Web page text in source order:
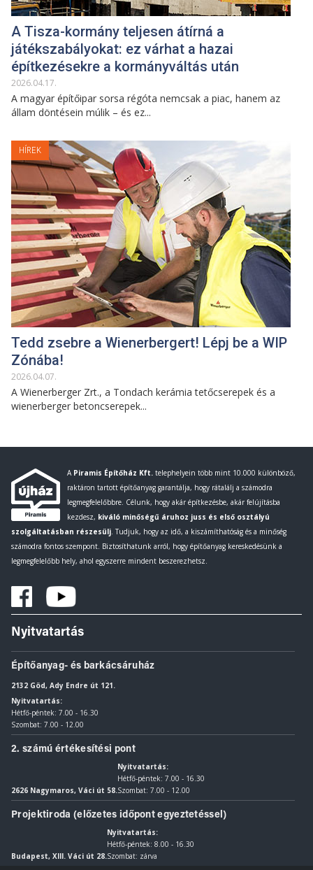
A Tisza-kormány teljesen átírná a
játékszabályokat: ez várhat a hazai
építkezésekre a kormányváltás után
2026.04.17.
A magyar építőipar sorsa régóta nemcsak a piac, hanem az
állam döntésein múlik – és ez...
HÍREK
Tedd zsebre a Wienerbergert! Lépj be a WIP
Zónába!
2026.04.07.
A Wienerberger Zrt., a Tondach kerámia tetőcserepek és a
wienerberger betoncserepek...
A Piramis Építőház Kft. telephelyein több mint 10.000 különböző,
raktáron tartott építőanyag garantálja, hogy rátalálj a számodra
legmegfelelőbbre. Célunk, hogy akár építkezésbe, akár felújításba
kezdesz, kiváló minőségű áruhoz juss és első osztályú
szolgáltatásban részesülj . Tudjuk, hogy az idő, a kiszámíthatóság és a minőség
számodra fontos szempont. Biztosíthatunk arról, hogy építőanyag kereskedésünk a
legmegfelelőbb hely, ahol egyszerre mindent beszerezhetsz.
Nyitvatartás
Építőanyag- és barkácsáruház
2132 Göd, Ady Endre út 121.
Nyitvatartás:
Hétfő-péntek: 7.00 - 16.30
Szombat: 7.00 - 12.00
2. számú értékesítési pont
2626 Nagymaros, Váci út 58.
Nyitvatartás:
Hétfő-péntek: 7.00 - 16.30
Szombat: 7.00 - 12.00
Projektiroda (előzetes időpont egyeztetéssel)
Budapest, XIII. Váci út 28.
Nyitvatartás:
Hétfő-péntek: 8.00 - 16.30
Szombat: zárva